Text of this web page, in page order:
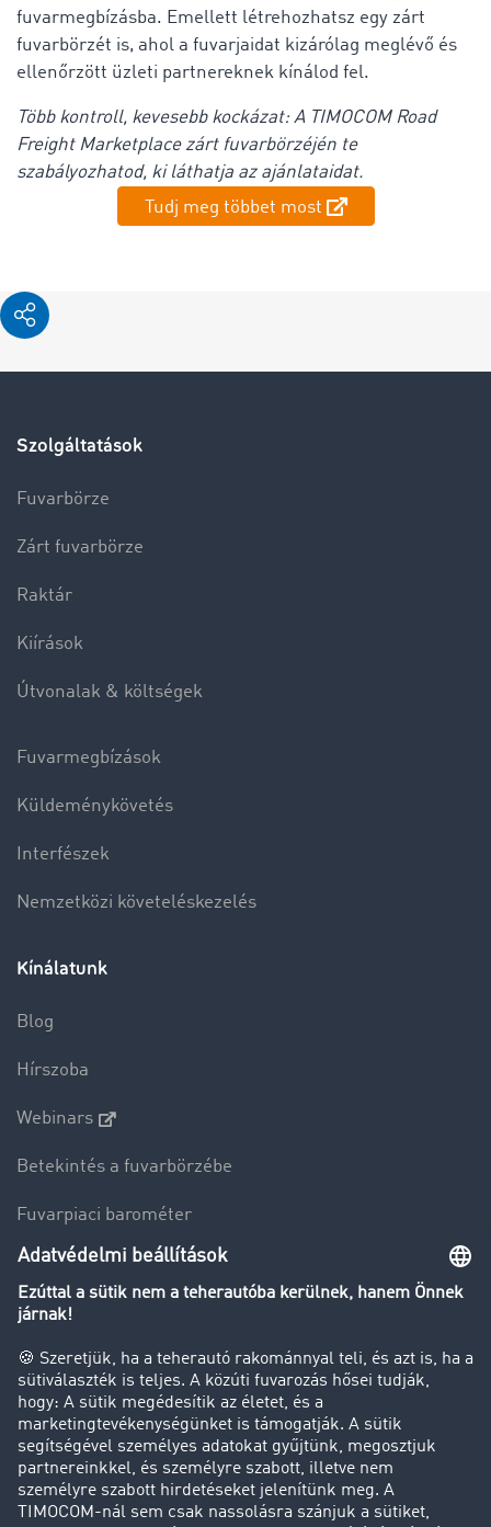
fuvarmegbízásba. Emellett létrehozhatsz egy zárt
fuvarbörzét is, ahol a fuvarjaidat kizárólag meglévő és
ellenőrzött üzleti partnereknek kínálod fel.
Több kontroll, kevesebb kockázat: A TIMOCOM Road
Freight Marketplace zárt fuvarbörzéjén te
szabályozhatod, ki láthatja az ajánlataidat.
Tudj meg többet most
Szolgáltatások
Fuvarbörze
Zárt fuvarbörze
Raktár
Kiírások
Útvonalak & költségek
Fuvarmegbízások
Küldeménykövetés
Interfészek
Nemzetközi követeléskezelés
Kínálatunk
Blog
Hírszoba
Webinars
Betekintés a fuvarbörzébe
Fuvarpiaci barométer
Transzportlexikon
Tehergépkocsi-forgalomkorlátozás
Cég
Sikertörténetek
Ügyfél hoz ügyfelet